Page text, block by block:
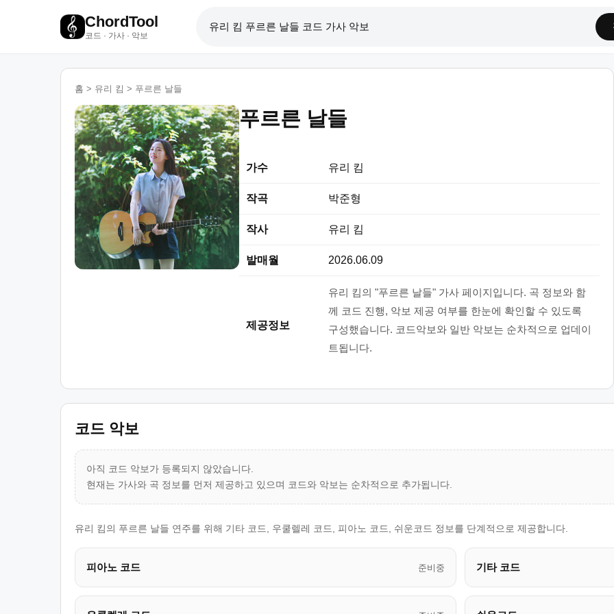
ChordTool
코드 · 가사 · 악보
홈 > 유리 킴 > 푸르른 날들
푸르른 날들
가수 유리 킴
작곡 박준형
작사 유리 킴
발매월 2026.06.09
제공정보
유리 킴의 "푸르른 날들" 가사 페이지입니다. 곡 정보와 함
께 코드 진행, 악보 제공 여부를 한눈에 확인할 수 있도록
구성했습니다. 코드악보와 일반 악보는 순차적으로 업데이
트됩니다.
코드 악보
아직 코드 악보가 등록되지 않았습니다.
현재는 가사와 곡 정보를 먼저 제공하고 있으며 코드와 악보는 순차적으로 추가됩니다.
유리 킴의 푸르른 날들 연주를 위해 기타 코드, 우쿨렐레 코드, 피아노 코드, 쉬운코드 정보를 단계적으로 제공합니다.
피아노 코드 준비중 기타 코드